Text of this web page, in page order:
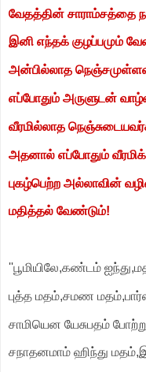
வேதத்தின் சாராம்சத்தை
இனி எந்தக் குழப்பமும்
அன்பில்லாத
எப்போதும் அருளுடன்
வீரமில்லாத
அதனால் எப்போதும்
புகழ்பெற்ற அல்லாவின்
மதித்தல் வேண்டும்!
''பூமியிலே,கண்டம்
புத்த மதம்,சமண
சாமியென யேசுபதம்
சநாதனமாம் ஹிந்து